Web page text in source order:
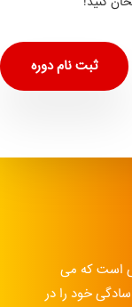
ثبت نام دوره
است که می
سادگی خود را در